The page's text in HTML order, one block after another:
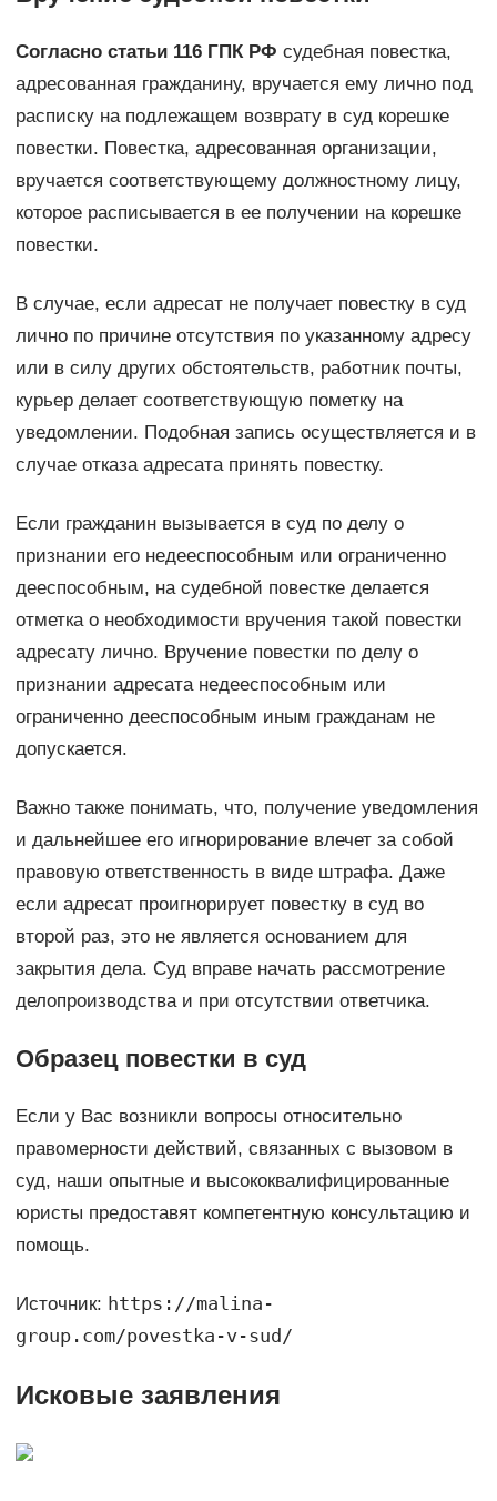
Согласно статьи 116 ГПК РФ судебная повестка,
адресованная гражданину, вручается ему лично под
расписку на подлежащем возврату в суд корешке
повестки. Повестка, адресованная организации,
вручается соответствующему должностному лицу,
которое расписывается в ее получении на корешке
повестки.
В случае, если адресат не получает повестку в суд
лично по причине отсутствия по указанному адресу
или в силу других обстоятельств, работник почты,
курьер делает соответствующую пометку на
уведомлении. Подобная запись осуществляется и в
случае отказа адресата принять повестку.
Если гражданин вызывается в суд по делу о
признании его недееспособным или ограниченно
дееспособным, на судебной повестке делается
отметка о необходимости вручения такой повестки
адресату лично. Вручение повестки по делу о
признании адресата недееспособным или
ограниченно дееспособным иным гражданам не
допускается.
Важно также понимать, что, получение уведомления
и дальнейшее его игнорирование влечет за собой
правовую ответственность в виде штрафа. Даже
если адресат проигнорирует повестку в суд во
второй раз, это не является основанием для
закрытия дела. Суд вправе начать рассмотрение
делопроизводства и при отсутствии ответчика.
Образец повестки в суд
Если у Вас возникли вопросы относительно
правомерности действий, связанных с вызовом в
суд, наши опытные и высококвалифицированные
юристы предоставят компетентную консультацию и
помощь.
Источник: https://malina-
group.com/povestka-v-sud/
Исковые заявления